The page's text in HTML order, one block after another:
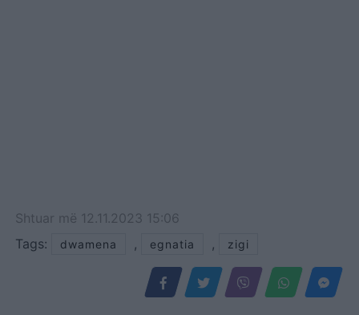
Shtuar më 12.11.2023 15:06
Tags:
dwamena , egnatia , zigi